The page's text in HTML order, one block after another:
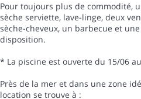
Pour toujours plus de commodité,
sèche serviette, lave-linge, deux
sèche-cheveux, un barbecue et
disposition.
* La piscine est ouverte du 15/06
Près de la mer et dans une zone
location se trouve à :